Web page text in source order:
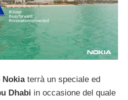
Nokiaterrà un speciale ed
Dhabi in occasione del quale